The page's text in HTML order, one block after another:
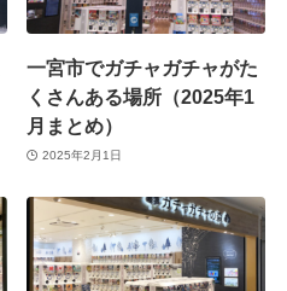
一宮市でガチャガチャがた
くさんある場所（2025年1
月まとめ）
2025年2月1日